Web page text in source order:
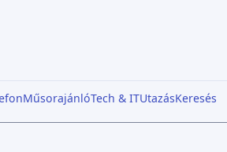
MűsorajánlóTech & ITUtazásKeresés